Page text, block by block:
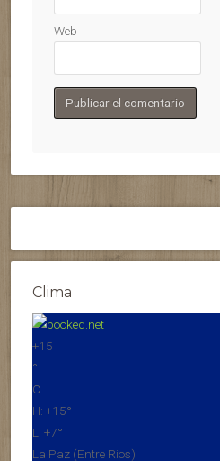
Web
Clima
+15
°
C
H: +15°
L: +7°
La Paz (Entre Rios)